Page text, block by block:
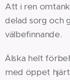
Att i ren
delad sorg och
välbefinnande.
Älska helt
med öppet